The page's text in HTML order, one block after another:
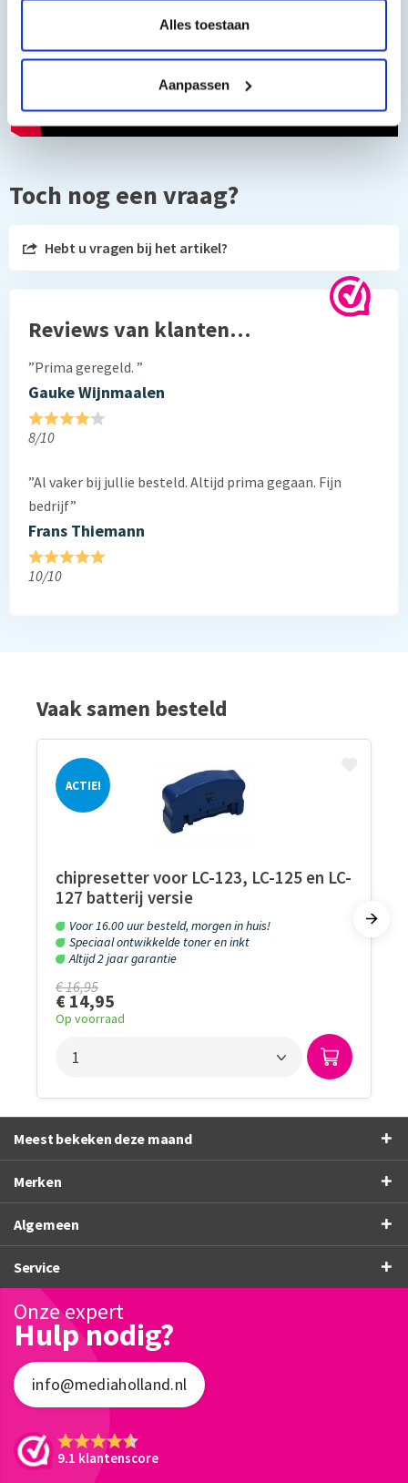
Alles toestaan
Aanpassen
Toch nog een vraag?
Hebt u vragen bij het artikel?
Reviews van klanten…
”Prima geregeld. ”
Gauke Wijnmaalen
8/10
”Al vaker bij jullie besteld. Altijd prima gegaan. Fijn
bedrijf”
Frans Thiemann
10/10
Vaak samen besteld
ACTIE!
chipresetter voor LC-123, LC-125 en LC-
127 batterij versie
Voor 16.00 uur besteld, morgen in huis!
Speciaal ontwikkelde toner en inkt
Altijd 2 jaar garantie
€ 16,95
€ 14,95
Op voorraad
Meest bekeken deze maand
Merken
Algemeen
Service
Onze expert
Hulp nodig?
info@mediaholland.nl
9.1 klantenscore